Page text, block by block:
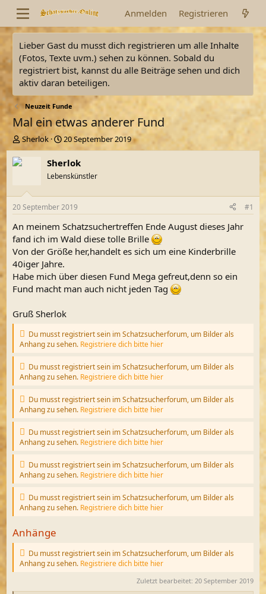
Anmelden Registrieren
Lieber Gast du musst dich registrieren um alle Inhalte
(Fotos, Texte uvm.) sehen zu können. Sobald du
registriert bist, kannst du alle Beiträge sehen und dich
aktiv daran beteiligen.
Neuzeit Funde
Mal ein etwas anderer Fund
E
r
s
l
e
r
Sherlok
E
r
s
e
l
t
a
m
20 September 2019
Sherlok
Lebenskünstler
20 September 2019 #1
An meinem Schatzsuchertreffen Ende August dieses Jahr
fand ich im Wald diese tolle Brille
Von der Größe her,handelt es sich um eine Kinderbrille
40iger Jahre.
Habe mich über diesen Fund Mega gefreut,denn so ein
Fund macht man auch nicht jeden Tag
Gruß Sherlok
Du musst registriert sein im Schatzsucherforum, um Bilder als
Anhang zu sehen. Registriere dich bitte hier
Du musst registriert sein im Schatzsucherforum, um Bilder als
Anhang zu sehen. Registriere dich bitte hier
Du musst registriert sein im Schatzsucherforum, um Bilder als
Anhang zu sehen. Registriere dich bitte hier
Du musst registriert sein im Schatzsucherforum, um Bilder als
Anhang zu sehen. Registriere dich bitte hier
Du musst registriert sein im Schatzsucherforum, um Bilder als
Anhang zu sehen. Registriere dich bitte hier
Du musst registriert sein im Schatzsucherforum, um Bilder als
Anhang zu sehen. Registriere dich bitte hier
Anhänge
Du musst registriert sein im Schatzsucherforum, um Bilder als
Anhang zu sehen. Registriere dich bitte hier
Zuletzt bearbeitet: 20 September 2019